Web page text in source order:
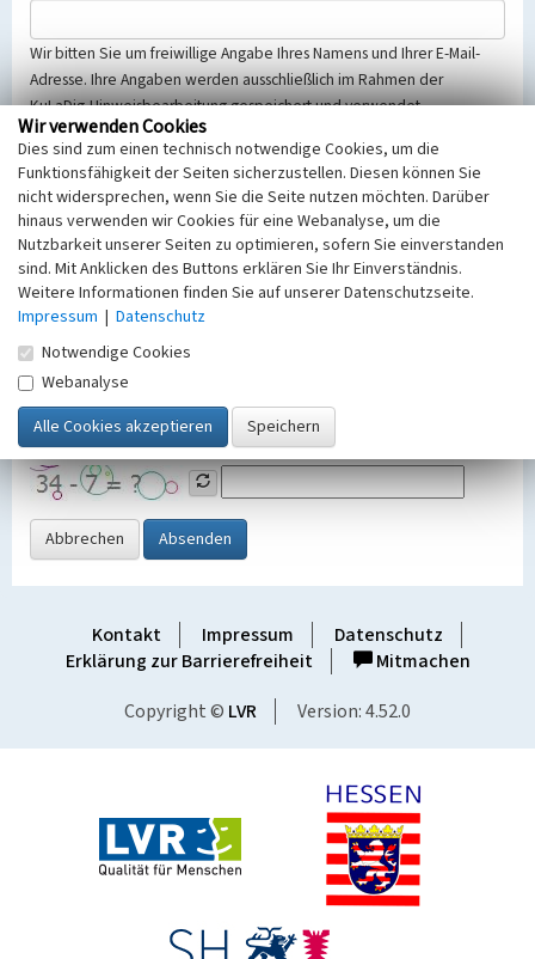
Wir bitten Sie um freiwillige Angabe Ihres Namens und Ihrer E-Mail-
Adresse. Ihre Angaben werden ausschließlich im Rahmen der
KuLaDig-Hinweisbearbeitung gespeichert und verwendet.
Selbstverständlich werden diese entsprechend der Vorschriften des
Telemediengesetzes, des Datenschutzgesetzes NRW und der seit
dem 25.05.2018 gültigen Europäischen Datenschutzgrundverordnung
(EU-DSGVO) vertraulich behandelt, beachten Sie bitte unsere
Hinweise zumDatenschutz
Nachricht
SicherheitsabfrageTragen Sie unten das Rechenergebnis aus der
Grafik ein
Abbrechen Absenden
Kontakt Impressum
Datenschutz
Erklärung zur Barrierefreiheit
Mitmachen
Copyright © LVR Version: 4.52.0
Wir verwenden Cookies
Dies sind zum einen technisch notwendige Cookies, um die
Funktionsfähigkeit der Seiten sicherzustellen. Diesen können Sie
nicht widersprechen, wenn Sie die Seite nutzen möchten. Darüber
hinaus verwenden wir Cookies für eine Webanalyse, um die
Nutzbarkeit unserer Seiten zu optimieren, sofern Sie einverstanden
sind. Mit Anklicken des Buttons erklären Sie Ihr Einverständnis.
Weitere Informationen finden Sie auf unserer Datenschutzseite.
Impressum | Datenschutz
Notwendige Cookies
Webanalyse